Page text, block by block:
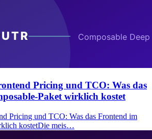
Pricing und TCO: Was das
Paket wirklich kostet
Pricing und TCO: Was das Frontend im
kostetDie meis…